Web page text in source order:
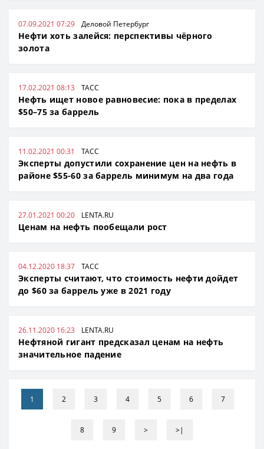
07.09.2021 07:29 Деловой Петербург
Нефти хоть залейся: перспективы чёрного
золота
17.02.2021 08:13 ТАСС
Нефть ищет новое равновесие: пока в пределах
$50–75 за баррель
11.02.2021 00:31 ТАСС
Эксперты допустили сохранение цен на нефть в
районе $55-60 за баррель минимум на два года
27.01.2021 00:20 LENTA.RU
Ценам на нефть пообещали рост
04.12.2020 18:37 ТАСС
Эксперты считают, что стоимость нефти дойдет
до $60 за баррель уже в 2021 году
26.11.2020 16:23 LENTA.RU
Нефтяной гигант предсказал ценам на нефть
значительное падение
1 2 3 4 5 6 7
8 9 > >|